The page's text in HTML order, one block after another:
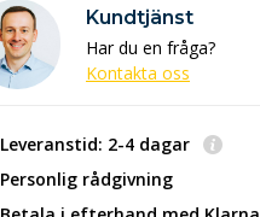
Kundtjänst
Har du en fråga?
Kontakta oss
Leveranstid: 2-4 dagar
Personlig rådgivning